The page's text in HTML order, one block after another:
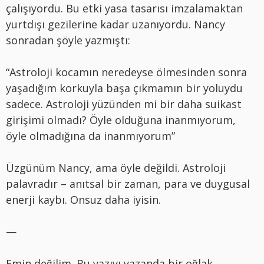
çalışıyordu. Bu etki yasa tasarısı imzalamaktan
yurtdışı gezilerine kadar uzanıyordu. Nancy
sonradan şöyle yazmıştı:
“Astroloji kocamın neredeyse ölmesinden sonra
yaşadığım korkuyla başa çıkmamın bir yoluydu
sadece. Astroloji yüzünden mi bir daha suikast
girişimi olmadı? Öyle olduğuna inanmıyorum,
öyle olmadığına da inanmıyorum”
Üzgünüm Nancy, ama öyle değildi. Astroloji
palavradır – anıtsal bir zaman, para ve duygusal
enerji kaybı. Onsuz daha iyisin.
—